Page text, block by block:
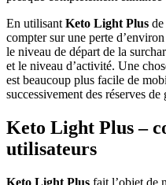
En utilisant Keto Light Plus
compter sur une perte
le niveau de départ de la
et le niveau d’activité. Une
est beaucoup plus facile de
successivement des réserves de
Keto Light Plus –
utilisateurs
Keto Light Plus fait l’objet de